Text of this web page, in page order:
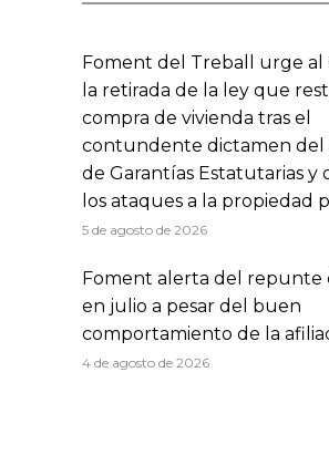
Foment del Treball urge al
la retirada de la ley que
compra de vivienda tras el
contundente dictamen del
de Garantías Estatutarias y
los ataques a la propiedad
5 de agosto de 2026
Foment alerta del repunte
en julio a pesar del buen
comportamiento de la
4 de agosto de 2026